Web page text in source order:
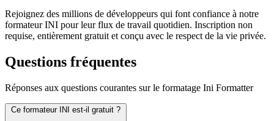
Rejoignez des millions de développeurs qui font confiance à notre
formateur INI pour leur flux de travail quotidien. Inscription non
requise, entièrement gratuit et conçu avec le respect de la vie privée.
Questions fréquentes
Réponses aux questions courantes sur le formatage Ini Formatter
Ce formateur INI est-il gratuit ?